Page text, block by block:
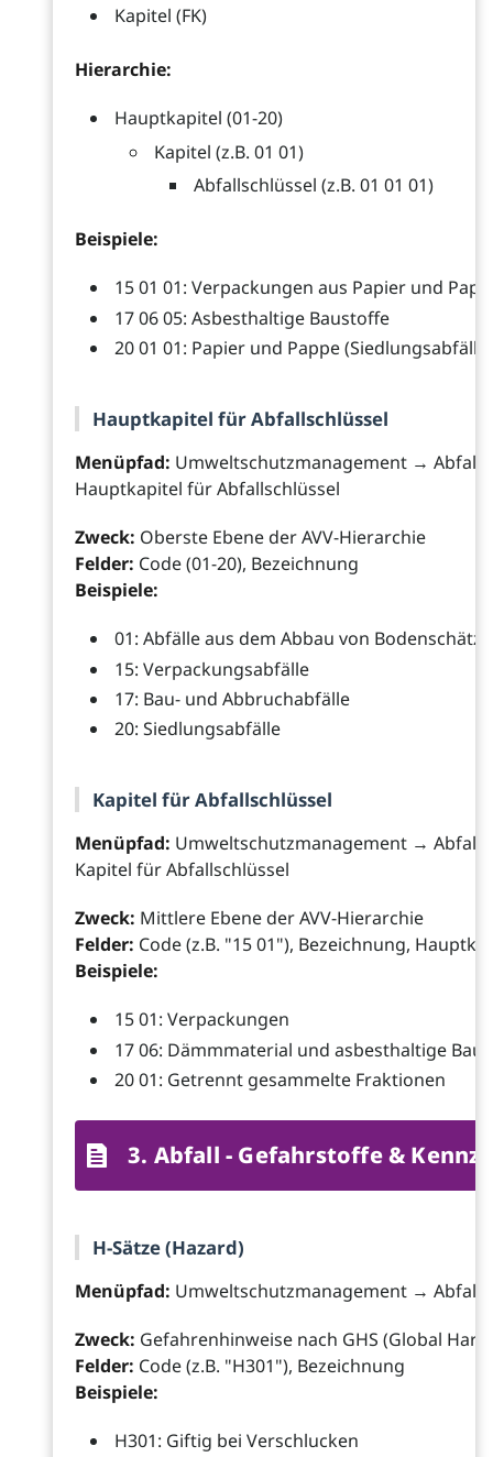
Kapitel (FK)
Hierarchie:
Hauptkapitel (01-20)
Kapitel (z.B. 01 01)
Abfallschlüssel (z.B. 01 01 01)
Beispiele:
15 01 01: Verpackungen aus Papier und
17 06 05: Asbesthaltige Baustoffe
20 01 01: Papier und Pappe (Siedlungsabfälle)
Hauptkapitel für Abfallschlüssel
Menüpfad: Umweltschutzmanagement →
Hauptkapitel für Abfallschlüssel
Zweck: Oberste Ebene der AVV-Hierarchie
Felder: Code (01-20), Bezeichnung
Beispiele:
01: Abfälle aus dem Abbau von
15: Verpackungsabfälle
17: Bau- und Abbruchabfälle
20: Siedlungsabfälle
Kapitel für Abfallschlüssel
Menüpfad: Umweltschutzmanagement →
Kapitel für Abfallschlüssel
Zweck: Mittlere Ebene der AVV-Hierarchie
Felder: Code (z.B. "15 01"), Bezeichnung,
Beispiele:
15 01: Verpackungen
17 06: Dämmmaterial und asbesthaltige
20 01: Getrennt gesammelte Fraktionen
3. Abfall - Gefahrstoffe &
H-Sätze (Hazard)
Menüpfad: Umweltschutzmanagement → Abfall
Zweck: Gefahrenhinweise nach GHS (Global
Felder: Code (z.B. "H301"), Bezeichnung
Beispiele:
H301: Giftig bei Verschlucken